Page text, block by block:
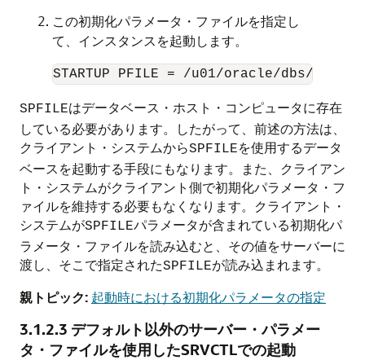
この初期化パラメータ・ファイルを指定し
て、インスタンスを起動します。
SPFILEはデータベース・ホスト・コンピュータに存在
している必要があります。したがって、前述の方法は、
クライアント・システムからSPFILEを使用するデータ
ベースを起動する手段にもなります。また、クライアン
ト・システムがクライアント側で初期化パラメータ・フ
ァイルを維持する必要もなくなります。クライアント・
システムがSPFILEパラメータが含まれている初期化パ
ラメータ・ファイルを読み込むと、その値をサーバーに
渡し、そこで指定されたSPFILEが読み込まれます。
親トピック: 起動時における初期化パラメータの指定
3.1.2.3 デフォルト以外のサーバー・パラメー
タ・ファイルを使用したSRVCTLでの起動